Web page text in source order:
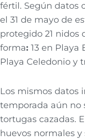
fértil. Según datos
el 31 de mayo de
protegido 21 nidos
forma: 13 en Playa
Playa Celedonio y
Los mismos datos
temporada aún no
tortugas cazadas.
huevos normales